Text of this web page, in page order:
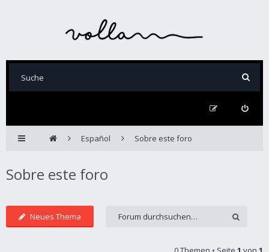
Español Sobre este foro
Sobre este foro
Neues Thema